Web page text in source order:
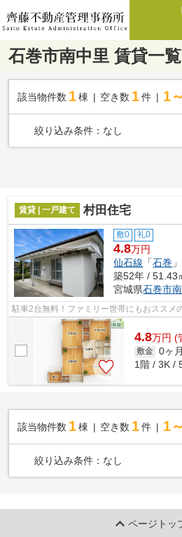
石巻市南中里 賃貸一覧
該当物件数 1棟 空き数 1 件 1
絞り込み条件： なし
賃貸 | 一戸建て 村田住宅
敷0 礼0
4.8万円
仙石線 「石巻
築52年 / 51.43
宮城県石巻市
駐車2台無料！ファミリー世帯にもおススメ
4.8万円 (
敷金 0ヶ月
1階 / 3K /
該当物件数 1棟 空き数 1 件 1
絞り込み条件： なし
ページトッ